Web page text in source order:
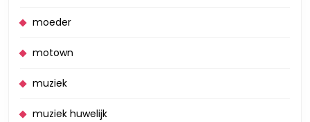
moeder
motown
muziek
muziek huwelijk